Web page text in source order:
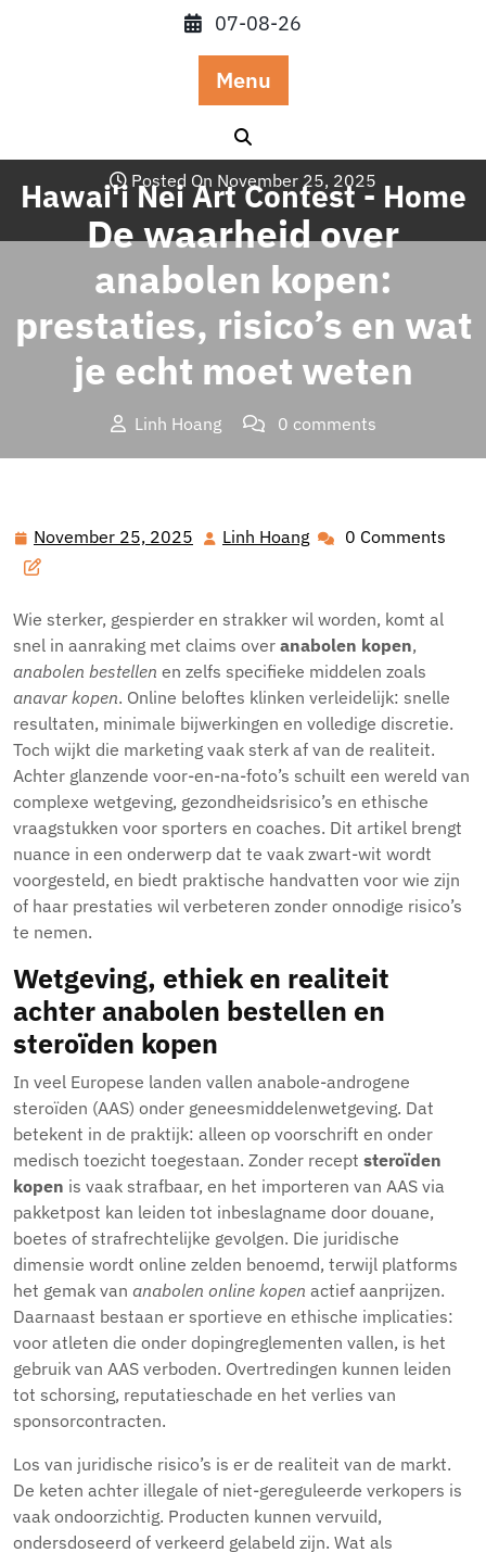
07-08-26
Menu
Hawai'i Nei Art Contest - Home
Posted On November 25, 2025
De waarheid over
anabolen kopen:
prestaties, risico’s en wat
je echt moet weten
Linh Hoang
0 comments
November 25, 2025 November
Linh Hoang Linh 0 Comments
Wie sterker, gespierder en strakker wil worden, komt al
snel in aanraking met claims over anabolen kopen,
anabolen bestellen en zelfs specifieke middelen zoals
anavar kopen. Online beloftes klinken verleidelijk: snelle
resultaten, minimale bijwerkingen en volledige discretie.
Toch wijkt die marketing vaak sterk af van de realiteit.
Achter glanzende voor-en-na-foto’s schuilt een wereld van
complexe wetgeving, gezondheidsrisico’s en ethische
vraagstukken voor sporters en coaches. Dit artikel brengt
nuance in een onderwerp dat te vaak zwart-wit wordt
voorgesteld, en biedt praktische handvatten voor wie zijn
of haar prestaties wil verbeteren zonder onnodige risico’s
te nemen.
Wetgeving, ethiek en realiteit
achter anabolen bestellen en
steroïden kopen
In veel Europese landen vallen anabole-androgene
steroïden (AAS) onder geneesmiddelenwetgeving. Dat
betekent in de praktijk: alleen op voorschrift en onder
medisch toezicht toegestaan. Zonder recept steroïden
kopen is vaak strafbaar, en het importeren van AAS via
pakketpost kan leiden tot inbeslagname door douane,
boetes of strafrechtelijke gevolgen. Die juridische
dimensie wordt online zelden benoemd, terwijl platforms
het gemak van anabolen online kopen actief aanprijzen.
Daarnaast bestaan er sportieve en ethische implicaties:
voor atleten die onder dopingreglementen vallen, is het
gebruik van AAS verboden. Overtredingen kunnen leiden
tot schorsing, reputatieschade en het verlies van
sponsorcontracten.
Los van juridische risico’s is er de realiteit van de markt.
De keten achter illegale of niet-gereguleerde verkopers is
vaak ondoorzichtig. Producten kunnen vervuild,
ondersdoseerd of verkeerd gelabeld zijn. Wat als